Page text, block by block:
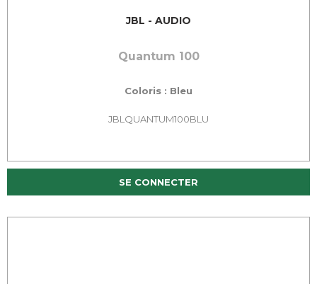
JBL - AUDIO
Quantum 100
Coloris : Bleu
JBLQUANTUM100BLU
SE CONNECTER